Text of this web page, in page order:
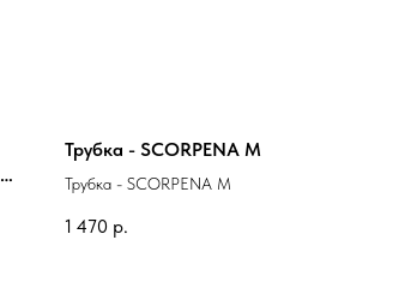
Трубка - SCORPENA M
Трубка - SCORPENA M
1 470 р.